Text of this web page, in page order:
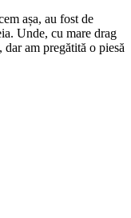
așa, au fost de
Unde, cu mare drag
am pregătită o piesă